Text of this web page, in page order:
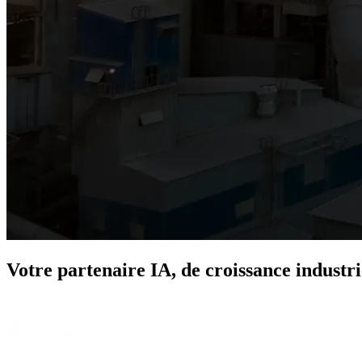
Votre partenaire IA, de croissance